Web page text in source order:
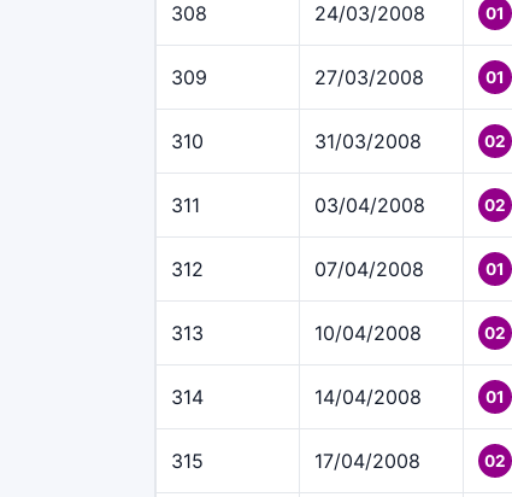
308 24/03/2008 01
309 27/03/2008 01
310 31/03/2008 02
311 03/04/2008 02
312 07/04/2008 01
313 10/04/2008 02
314 14/04/2008 01
315 17/04/2008 02